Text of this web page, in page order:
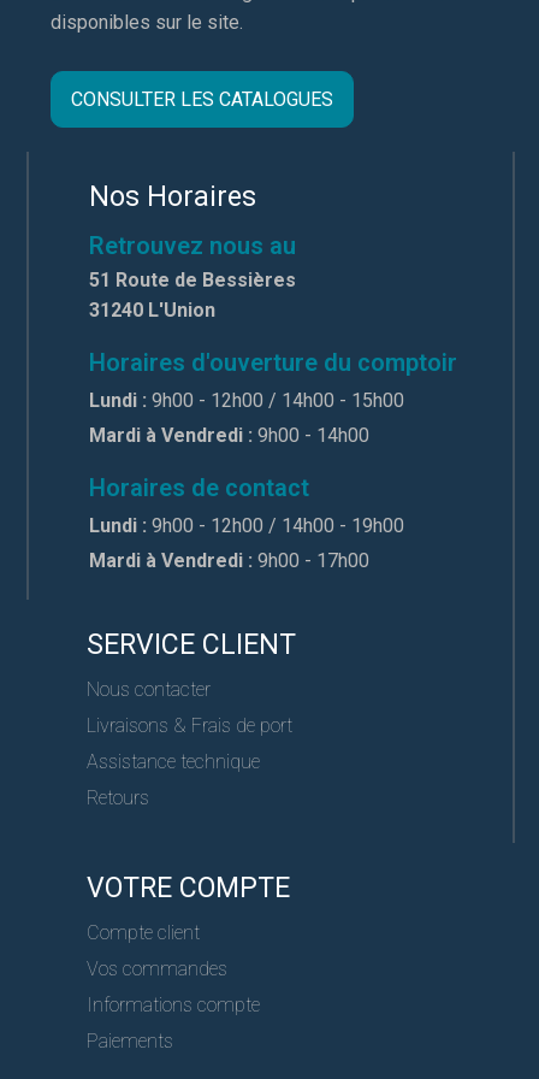
disponibles sur le site.
CONSULTER LES CATALOGUES
Nos Horaires
Retrouvez nous au
51 Route de Bessières
31240 L'Union
Horaires d'ouverture du comptoir
Lundi : 9h00 - 12h00 / 14h00 - 15h00
Mardi à Vendredi : 9h00 - 14h00
Horaires de contact
Lundi : 9h00 - 12h00 / 14h00 - 19h00
Mardi à Vendredi : 9h00 - 17h00
SERVICE CLIENT
Nous contacter
Livraisons & Frais de port
Assistance technique
Retours
VOTRE COMPTE
Compte client
Vos commandes
Informations compte
Paiements